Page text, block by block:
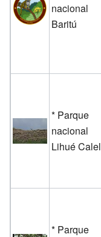
nacional
Baritú
* Parque
nacional
Lihué Calel
* Parque